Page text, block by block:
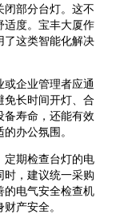
闭部分台灯。这不
适度。宝丰大厦作
了这类智能化解决
企业管理者应通
免长时间开灯、合
备寿命，还能有效
办公氛围。
定期检查台灯的电
时，建议统一采购
的电气安全检查机
产安全。